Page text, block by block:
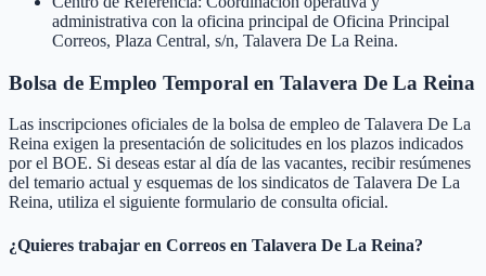
administrativa con la oficina principal de Oficina Principal
Correos, Plaza Central, s/n, Talavera De La Reina.
Bolsa de Empleo Temporal en Talavera De La Reina
Las inscripciones oficiales de la bolsa de empleo de Talavera De La
Reina exigen la presentación de solicitudes en los plazos indicados
por el BOE. Si deseas estar al día de las vacantes, recibir resúmenes
del temario actual y esquemas de los sindicatos de Talavera De La
Reina, utiliza el siguiente formulario de consulta oficial.
¿Quieres trabajar en Correos en Talavera De La Reina?